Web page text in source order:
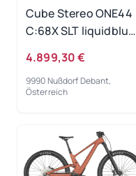
Cube Stereo ONE44
C:68X SLT liquidblue
4.899,30 €
9990 Nußdorf Debant,
Österreich